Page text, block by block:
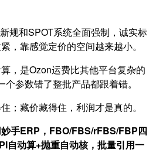
规和SPOT系统全面强制，诚实标
，靠感觉定价的空间越来越小。
，是Ozon运费比其他平台复杂的
参数错了整批产品都跟着错。
；藏价藏得住，利润才是真的。
手ERP，FBO/FBS/rFBS/FBP四
自动算+抛重自动核，批量引用一